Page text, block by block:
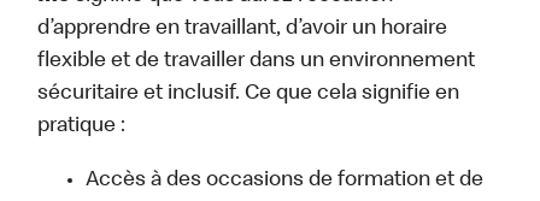
d’apprendre en travaillant, d’avoir un horaire
flexible et de travailler dans un environnement
sécuritaire et inclusif. Ce que cela signifie en
pratique :
Accès à des occasions de formation et de